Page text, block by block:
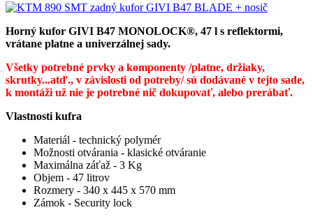
Horný kufor GIVI B47 MONOLOCK®, 47 l s reflektormi,
vrátane platne a univerzálnej sady.
Všetky potrebné prvky a komponenty /platne, držiaky,
skrutky...atď., v závislosti od potreby/ sú dodávané v tejto sade,
k montáži už nie je potrebné nič dokupovať, alebo prerábať.
Vlastnosti kufra
Materiál - technický polymér
Možnosti otvárania - klasické otváranie
Maximálna záťaž - 3 Kg
Objem - 47 litrov
Rozmery - 340 x 445 x 570 mm
Zámok - Security lock